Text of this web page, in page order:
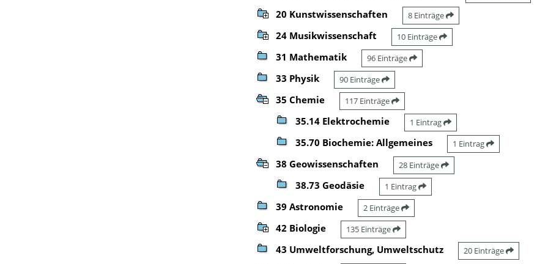
20 Kunstwissenschaften 8 Einträge
24 Musikwissenschaft 10 Einträge
31 Mathematik 96 Einträge
33 Physik 90 Einträge
35 Chemie 117 Einträge
35.14 Elektrochemie 1 Eintrag
35.70 Biochemie: Allgemeines 1 Eintrag
38 Geowissenschaften 28 Einträge
38.73 Geodäsie 1 Eintrag
39 Astronomie 2 Einträge
42 Biologie 135 Einträge
43 Umweltforschung, Umweltschutz 20 Einträge